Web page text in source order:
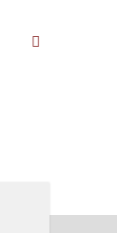
amazon